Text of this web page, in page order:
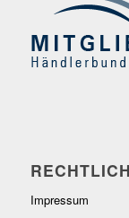
Impressum